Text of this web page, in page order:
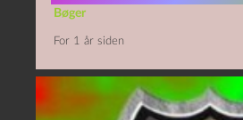
Bøger
For 1 år siden